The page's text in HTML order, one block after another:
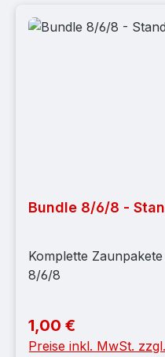
Bundle 8/6/
Komplette
8/6/8
Regulärer Preis:
1,00 €
Preise inkl. MwSt.